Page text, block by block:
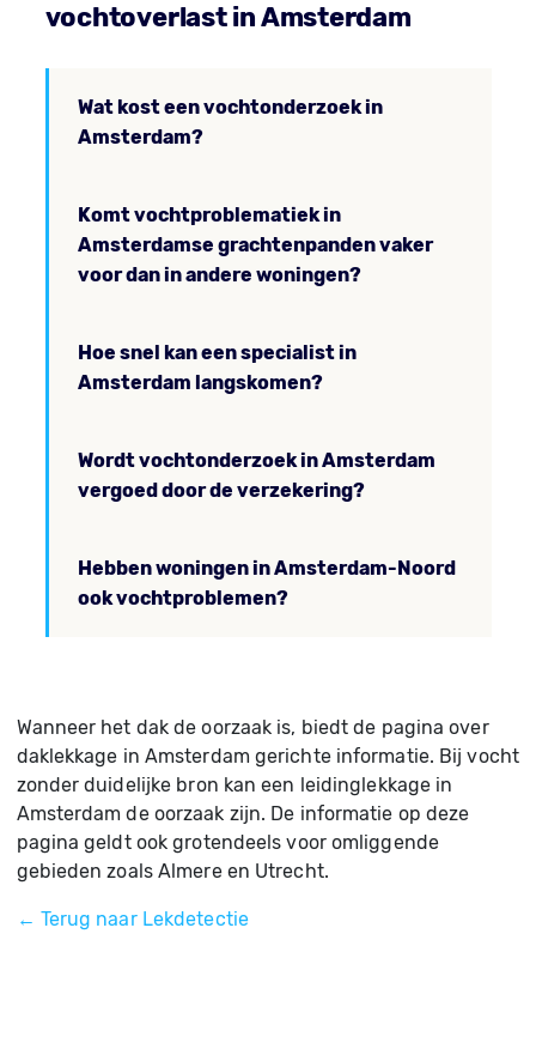
vochtoverlast in Amsterdam
Wat kost een vochtonderzoek in
Amsterdam?
Komt vochtproblematiek in
Amsterdamse grachtenpanden vaker
voor dan in andere woningen?
Hoe snel kan een specialist in
Amsterdam langskomen?
Wordt vochtonderzoek in Amsterdam
vergoed door de verzekering?
Hebben woningen in Amsterdam-Noord
ook vochtproblemen?
Wanneer het dak de oorzaak is, biedt de pagina over
daklekkage in Amsterdam gerichte informatie. Bij vocht
zonder duidelijke bron kan een leidinglekkage in
Amsterdam de oorzaak zijn. De informatie op deze
pagina geldt ook grotendeels voor omliggende
gebieden zoals Almere en Utrecht.
← Terug naar Lekdetectie